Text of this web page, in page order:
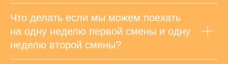
Что делать если мы можем поехать
на одну неделю первой смены и одну
неделю второй смены?